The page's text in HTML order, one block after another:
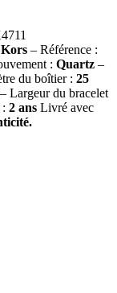
– Référence :
: Quartz –
du boîtier : 25
– Largeur du bracelet
2 ans Livré avec